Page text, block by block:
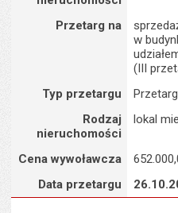
Przetarg na
w
(III
Typ przetargu
Rodzaj
nieruchomości
lokal
Cena wywoławcza
Data przetargu